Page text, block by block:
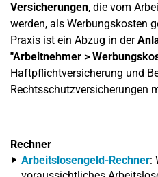
Versicherungen, die vom
werden, als Werbungskosten
Praxis ist ein Abzug in der
"Arbeitnehmer >
Haftpflichtversicherung und
Rechtsschutzversicherungen
Rechner
Arbeitslosengeld-Rechner: